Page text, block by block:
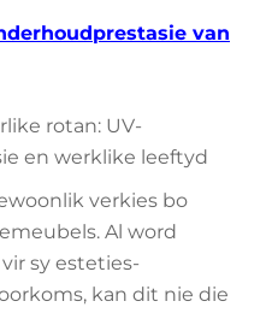
van
rotan: UV-
en werklike leeftyd
verkies bo
Al word
sy esteties-
kan dit nie die